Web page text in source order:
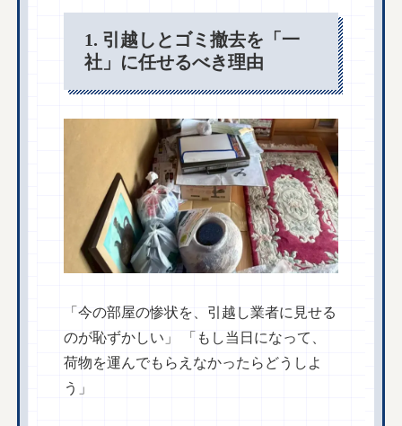
1. 引越しとゴミ撤去を「一
社」に任せるべき理由
「今の部屋の惨状を、引越し業者に見せる
のが恥ずかしい」 「もし当日になって、
荷物を運んでもらえなかったらどうしよ
う」